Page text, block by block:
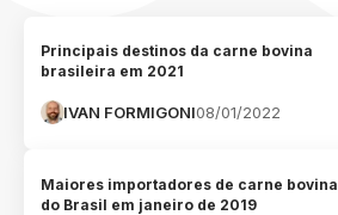
Principais destinos da carne bovina
brasileira em 2021
IVAN FORMIGONI08/01/2022
Maiores importadores de carne bovina
do Brasil em janeiro de 2019